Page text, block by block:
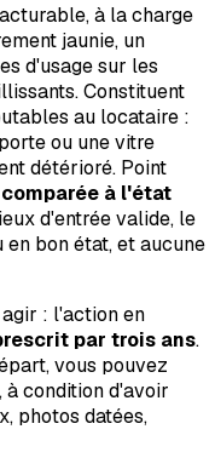
à la charge
jaunie, un
d'usage sur les
Constituent
au locataire :
ou une vitre
détérioré. Point
comparée à l'état
d'entrée valide, le
bon état, et aucune
: l'action en
par trois ans.
vous pouvez
condition d'avoir
photos datées,